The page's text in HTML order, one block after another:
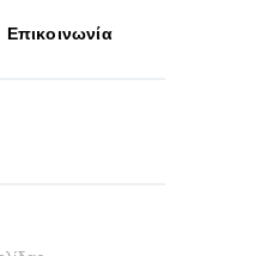
Επικοινωνία